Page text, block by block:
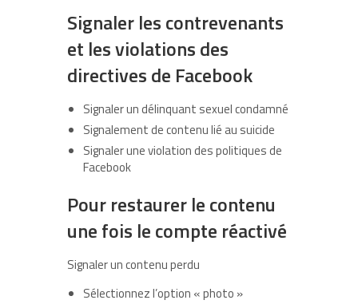
Signaler les contrevenants
et les violations des
directives de Facebook
Signaler un délinquant sexuel condamné
Signalement de contenu lié au suicide
Signaler une violation des politiques de
Facebook
Pour restaurer le contenu
une fois le compte réactivé
Signaler un contenu perdu
Sélectionnez l’option « photo »